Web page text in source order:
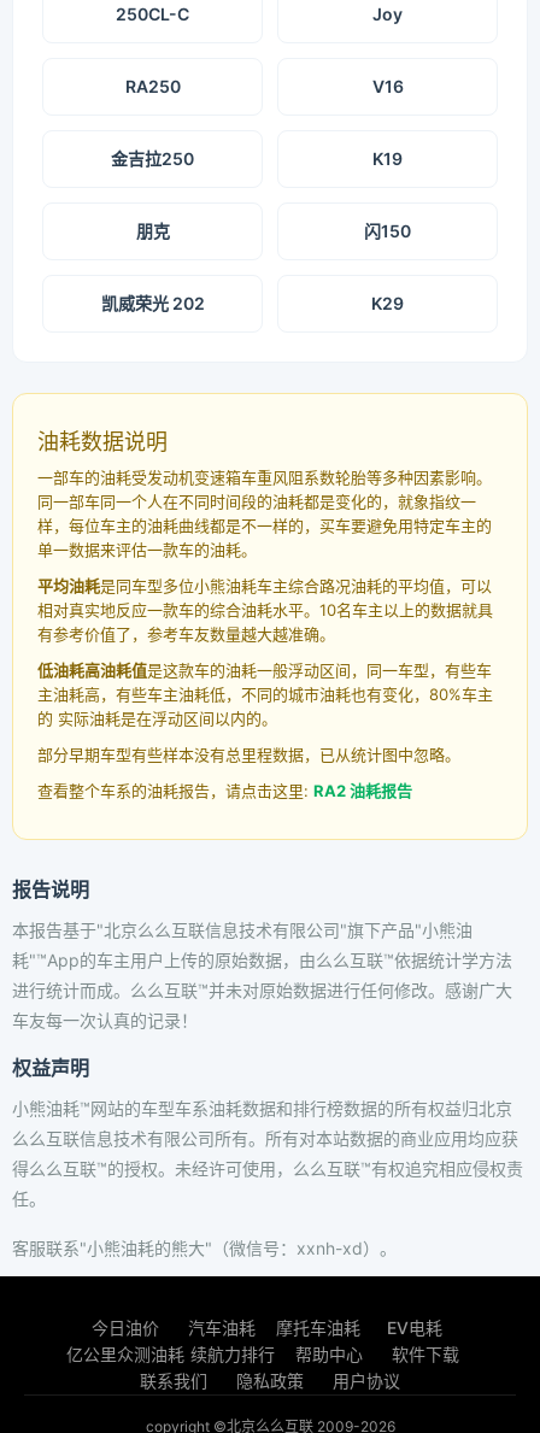
250CL-C Joy
RA250 V16
金吉拉250 K19
朋克 闪150
凯威荣光 202 K29
油耗数据说明
一部车的油耗受发动机变速箱车重风阻系数轮胎等多种因素影响。
同一部车同一个人在不同时间段的油耗都是变化的，就象指纹一
样，每位车主的油耗曲线都是不一样的，买车要避免用特定车主的
单一数据来评估一款车的油耗。
平均油耗是同车型多位小熊油耗车主综合路况油耗的平均值，可以
相对真实地反应一款车的综合油耗水平。10名车主以上的数据就具
有参考价值了，参考车友数量越大越准确。
低油耗高油耗值是这款车的油耗一般浮动区间，同一车型，有些车
主油耗高，有些车主油耗低，不同的城市油耗也有变化，80%车主
的 实际油耗是在浮动区间以内的。
部分早期车型有些样本没有总里程数据，已从统计图中忽略。
查看整个车系的油耗报告，请点击这里: RA2 油耗报告
报告说明
本报告基于"北京么么互联信息技术有限公司"旗下产品"小熊油
耗"™App的车主用户上传的原始数据，由么么互联™依据统计学方法
进行统计而成。么么互联™并未对原始数据进行任何修改。感谢广大
车友每一次认真的记录！
权益声明
小熊油耗™网站的车型车系油耗数据和排行榜数据的所有权益归北京
么么互联信息技术有限公司所有。所有对本站数据的商业应用均应获
得么么互联™的授权。未经许可使用，么么互联™有权追究相应侵权责
任。
客服联系"小熊油耗的熊大"（微信号：xxnh-xd）。
今日油价 汽车油耗 摩托车油耗
EV电耗
亿公里众测油耗 续航力排行 帮助中心
软件下载
联系我们
隐私政策 用户协议
copyright ©北京么么互联 2009-2026